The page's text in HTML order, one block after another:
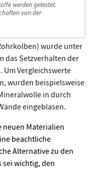
werden getestet.
von der
wurde unter
das Setzverhalten der
Um Vergleichswerte
wurden beispielsweise
in durch
eingeblasen.
neuen Materialien
beachtliche
Alternative zu den
sei wichtig, den